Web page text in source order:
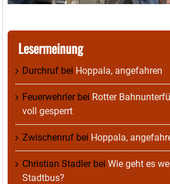
Lesermeinung
Durchruf bei Hoppala, angefahren
Feuerwehrlerbei Rotter
voll gesperrt
Zwischenruf bei Hoppala,
Christian Stadlerbei Wie geht es
Stadtbus?